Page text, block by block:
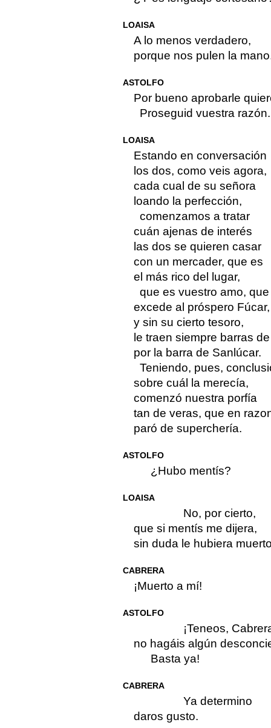
LOAISA
A lo menos verdadero,
porque nos pulen la
ASTOLFO
Por bueno aprobarle
Proseguid vuestra razón.
LOAISA
Estando en conversación
los dos, como veis agora,
cada cual de su señora
loando la perfección,
comenzamos a tratar
cuán ajenas de interés
las dos se quieren casar
con un mercader, que es
el más rico del lugar,
que es vuestro amo,
excede al próspero Fúcar,
y sin su cierto tesoro,
le traen siempre barras
por la barra de Sanlúcar.
Teniendo, pues,
sobre cuál la merecía,
comenzó nuestra porfía
tan de veras, que en
paró de superchería.
ASTOLFO
¿Hubo mentís?
LOAISA
No, por cierto,
que si mentís me dijera,
sin duda le hubiera
CABRERA
¡Muerto a mí!
ASTOLFO
¡Teneos,
no hagáis algún
Basta ya!
CABRERA
Ya determino
daros gusto.